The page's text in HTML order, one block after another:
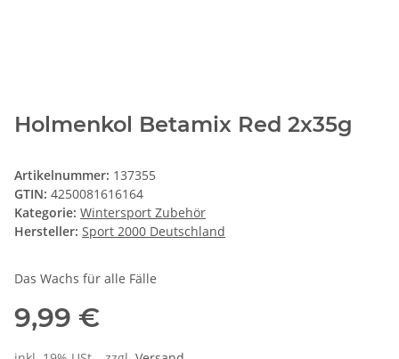
Holmenkol Betamix Red 2x35g
Artikelnummer: 137355
GTIN: 4250081616164
Kategorie: Wintersport Zubehör
Hersteller: Sport 2000 Deutschland
Das Wachs für alle Fälle
9,99 €